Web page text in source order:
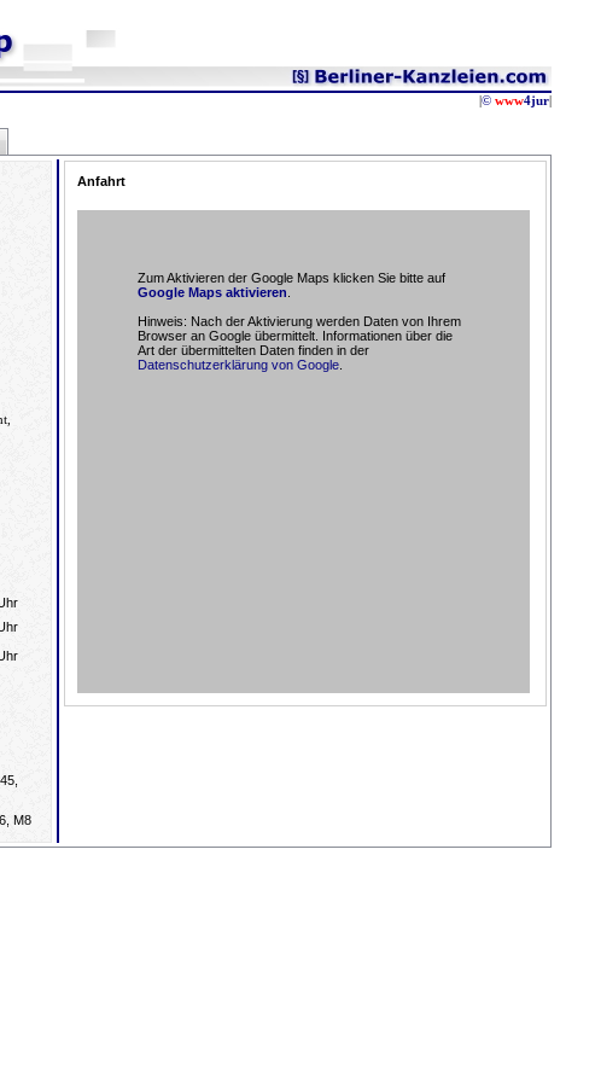
|© www4jur|
M8
Anfahrt
Zum Aktivieren der Google Maps klicken Sie bitte auf
Google Maps aktivieren
Hinweis: Nach der Aktivierung werden Daten von Ihrem
Browser an Google übermittelt. Informationen über die
Art der übermittelten Daten finden in der
Datenschutzerklärung von Google